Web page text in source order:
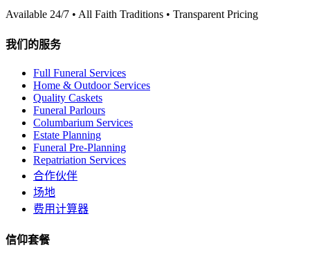
Available 24/7 • All Faith Traditions • Transparent Pricing
我们的服务
Full Funeral Services
Home & Outdoor Services
Quality Caskets
Funeral Parlours
Columbarium Services
Estate Planning
Funeral Pre-Planning
Repatriation Services
合作伙伴
场地
费用计算器
信仰套餐